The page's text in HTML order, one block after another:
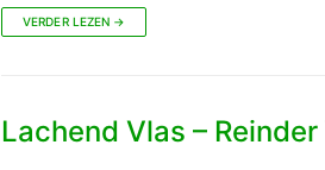
VERDER LEZEN →
Lachend Vlas –